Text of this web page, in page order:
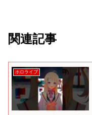
関連記事
ホロライブ